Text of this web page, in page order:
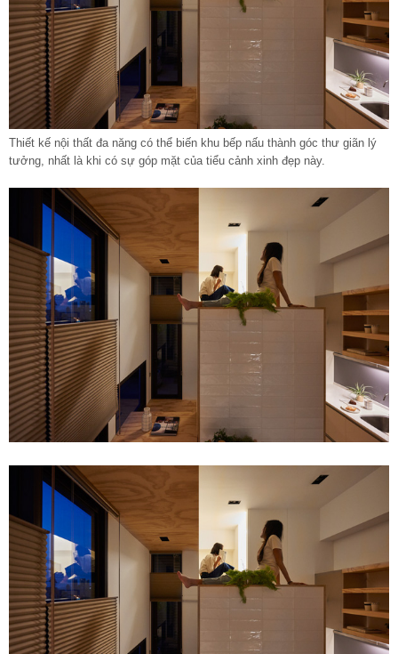
Thiết kế nội thất đa năng có thể biến khu bếp nấu thành góc thư giãn lý
tưởng, nhất là khi có sự góp mặt của tiểu cảnh xinh đẹp này.